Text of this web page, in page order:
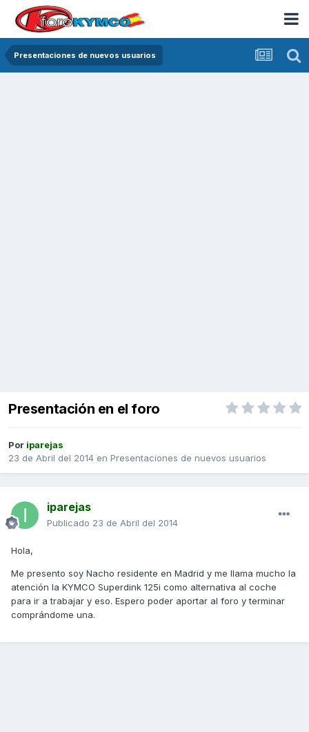
Presentaciones de nuevos usuarios
Presentación en el foro
Por iparejas
23 de Abril del 2014 en Presentaciones de nuevos usuarios
iparejas
Publicado 23 de Abril del 2014
Hola,
Me presento soy Nacho residente en Madrid y me llama mucho la
atención la KYMCO Superdink 125i como alternativa al coche
para ir a trabajar y eso. Espero poder aportar al foro y terminar
comprándome una.